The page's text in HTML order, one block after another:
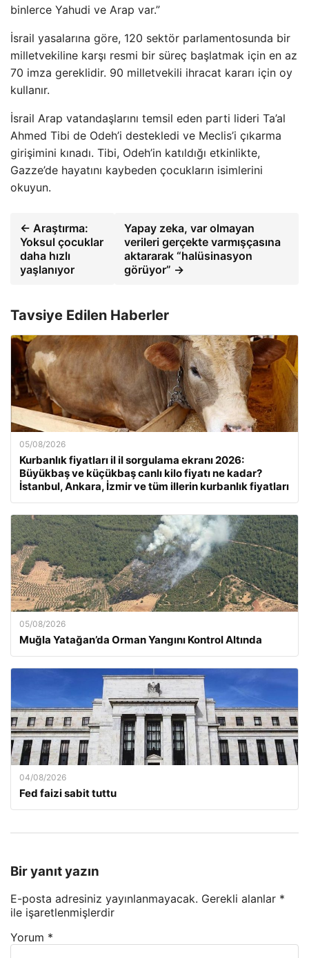
binlerce Yahudi ve Arap var.”
İsrail yasalarına göre, 120 sektör parlamentosunda bir
milletvekiline karşı resmi bir süreç başlatmak için en az
70 imza gereklidir. 90 milletvekili ihracat kararı için oy
kullanır.
İsrail Arap vatandaşlarını temsil eden parti lideri Ta’al
Ahmed Tibi de Odeh’i destekledi ve Meclis’i çıkarma
girişimini kınadı. Tibi, Odeh’in katıldığı etkinlikte,
Gazze’de hayatını kaybeden çocukların isimlerini
okuyun.
← Araştırma:
Yoksul çocuklar
daha hızlı
yaşlanıyor
Yapay zeka, var olmayan
verileri gerçekte varmışçasına
aktararak “halüsinasyon
görüyor” →
Tavsiye Edilen Haberler
05/08/2026
Kurbanlık fiyatları il il sorgulama ekranı 2026:
Büyükbaş ve küçükbaş canlı kilo fiyatı ne kadar?
İstanbul, Ankara, İzmir ve tüm illerin kurbanlık fiyatları
05/08/2026
Muğla Yatağan’da Orman Yangını Kontrol Altında
04/08/2026
Fed faizi sabit tuttu
Bir yanıt yazın
E-posta adresiniz yayınlanmayacak. Gerekli alanlar *
ile işaretlenmişlerdir
Yorum *